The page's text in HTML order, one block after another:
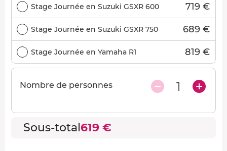
Stage Journée en Suzuki GSXR 600 719 €
Stage Journée en Suzuki GSXR 750 689 €
Stage Journée en Yamaha R1 819 €
Nombre de personnes 1
Sous-total619 €